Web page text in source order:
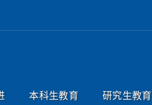
本科生教育 研究生教育